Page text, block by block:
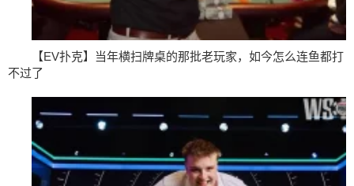
【EV扑克】当年横扫牌桌的那批老玩家，如今怎么连鱼都打
不过了